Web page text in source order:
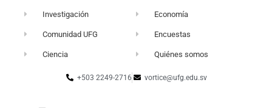
Investigación
Comunidad UFG
Ciencia
Economía
Encuestas
Quiénes somos
+503 2249-2716 vortice@ufg.edu.sv